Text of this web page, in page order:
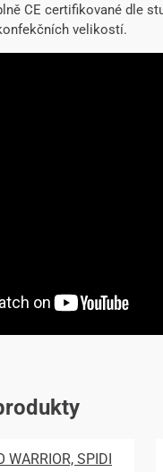
CE certifikované dle
velikostí.
WARRIOR, SPIDI